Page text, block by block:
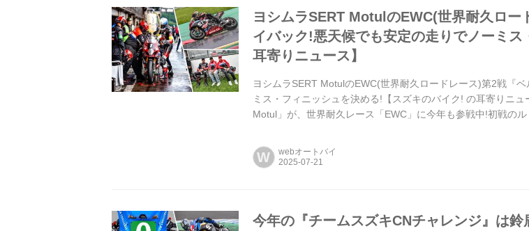
ヨシムラSERT MotulのEWC(世界耐久ロ
イバック!悪天候でも安定の走りでノーミ
耳寄りニュース】
ヨシムラSERT MotulのEWC(世界耐久ロードレース)第2戦『
ミス・フィニッシュを決める!【スズキのバイク! の耳寄りニ
Motul」が、世界耐久レース「EWC」に今年も参戦中!初戦の
W webオートバイ
今年の『チームスズキCNチャレンジ』は